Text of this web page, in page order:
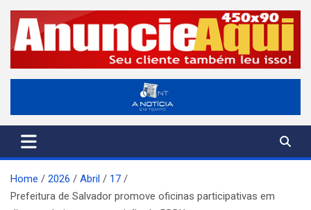
Skip
content
A Notícia em Tempo
ANT-Informação o Tempo Todo
Home 2026 Abril
17
Prefeitura de Salvador promove oficinas participativas em